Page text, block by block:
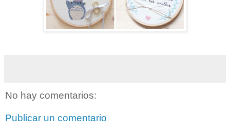
No hay comentarios:
Publicar un comentario